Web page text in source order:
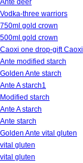
Ante deer
Vodka-three warriors
750ml gold crown
500ml gold crown
Caoxi one drop-gift Caoxi
Ante modified starch
Golden Ante starch
Ante A starch1
Modified starch
Ante A starch
Ante starch
Golden Ante vital gluten
vital gluten
vital gluten